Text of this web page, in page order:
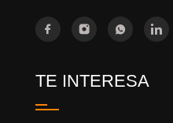
TE INTERESA